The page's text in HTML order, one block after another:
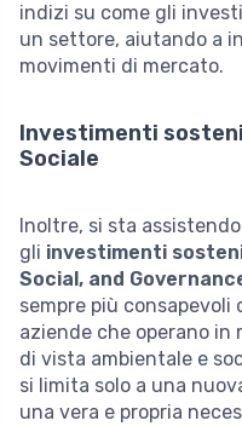
indizi su come gli
un settore, aiutando a
movimenti di mercato.
Investimenti
Sociale
Inoltre, si sta
gli investimenti
Social, and
sempre più consapevoli
aziende che operano in
di vista ambientale e
si limita solo a una
una vera e propria